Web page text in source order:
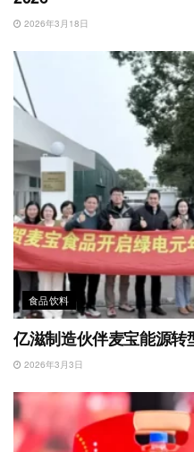
2026年3月18日
食品饮料
亿滋制造伙伴麦宝能源转
2026年3月3日